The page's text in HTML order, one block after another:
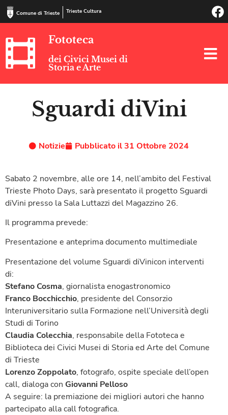
Comune di Trieste Trieste Cultura
Fototeca
dei Civici Musei di
Storia e Arte
Sguardi diVini
Notizie Pubblicato il31 Ottobre 2024
Sabato 2 novembre, alle ore 14, nell’ambito del Festival
Trieste Photo Days, sarà presentato il progetto Sguardi
diVini presso la Sala Luttazzi del Magazzino 26.
Il programma prevede:
Presentazione e anteprima documento multimediale
Presentazione del volume Sguardi diVinicon interventi
di:
Stefano Cosma, giornalista enogastronomico
Franco Bocchicchio, presidente del Consorzio
Interuniversitario sulla Formazione nell’Università degli
Studi di Torino
Claudia Colecchia, responsabile della Fototeca e
Biblioteca dei Civici Musei di Storia ed Arte del Comune
di Trieste
Lorenzo Zoppolato, fotografo, ospite speciale dell’open
call, dialoga con Giovanni Pelloso
A seguire: la premiazione dei migliori autori che hanno
partecipato alla call fotografica.